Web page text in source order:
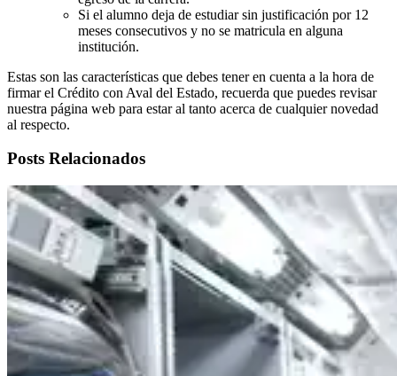
Si el alumno deja de estudiar sin justificación por 12
meses consecutivos y no se matricula en alguna
institución.
Estas son las características que debes tener en cuenta a la hora de
firmar el Crédito con Aval del Estado, recuerda que puedes revisar
nuestra página web para estar al tanto acerca de cualquier novedad
al respecto.
Posts Relacionados